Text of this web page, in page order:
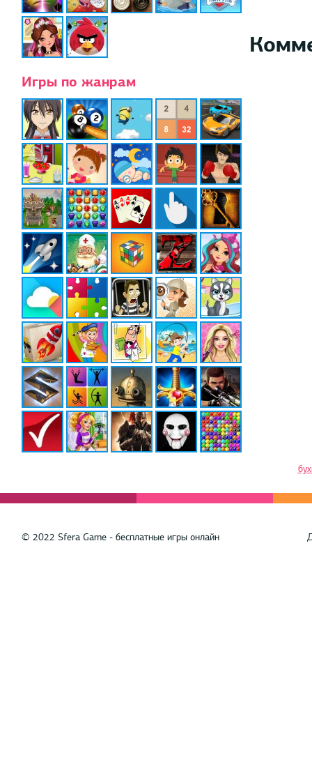
Игры по жанрам
© 2022 Sfera Game - бесплатные игры онлайн